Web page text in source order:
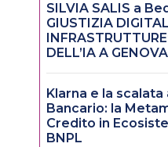
SILVIA SALIS a
GIUSTIZIA
DELL’IA A GENOVA
Klarna e la scalata
Bancario: la
Credito in
BNPL